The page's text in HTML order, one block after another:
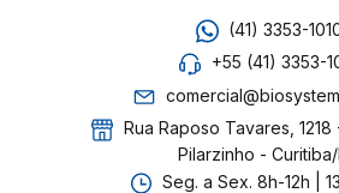
(41) 3353-
+55 (41) 3353-
Rua Raposo Tavares,
Pilarzinho - Curitiba/
Seg. a Sex. 8h-12h |